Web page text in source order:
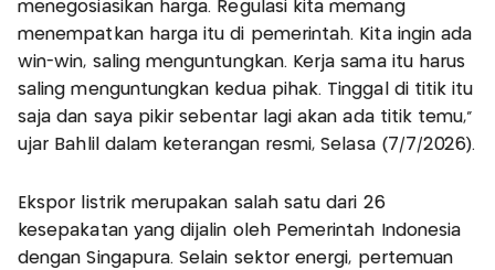
menegosiasikan harga. Regulasi kita memang
menempatkan harga itu di pemerintah. Kita ingin ada
win-win, saling menguntungkan. Kerja sama itu harus
saling menguntungkan kedua pihak. Tinggal di titik itu
saja dan saya pikir sebentar lagi akan ada titik temu,"
ujar Bahlil dalam keterangan resmi, Selasa (7/7/2026).
Ekspor listrik merupakan salah satu dari 26
kesepakatan yang dijalin oleh Pemerintah Indonesia
dengan Singapura. Selain sektor energi, pertemuan